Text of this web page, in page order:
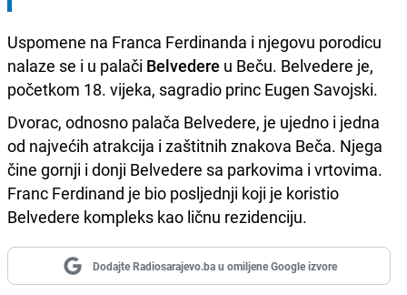
Uspomene na Franca Ferdinanda i njegovu porodicu
nalaze se i u palači Belvedere u Beču. Belvedere je,
početkom 18. vijeka, sagradio princ Eugen Savojski.
Dvorac, odnosno palača Belvedere, je ujedno i jedna
od najvećih atrakcija i zaštitnih znakova Beča. Njega
čine gornji i donji Belvedere sa parkovima i vrtovima.
Franc Ferdinand je bio posljednji koji je koristio
Belvedere kompleks kao ličnu rezidenciju.
Dodajte Radiosarajevo.ba u omiljene Google izvore